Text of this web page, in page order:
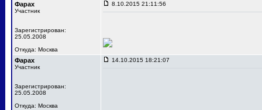
Фарах
Участник
Зарегистрирован:
25.05.2008
Откуда: Москва
8.10.2015 21:11:56
Фарах
Участник
Зарегистрирован:
25.05.2008
Откуда: Москва
14.10.2015 18:21:07